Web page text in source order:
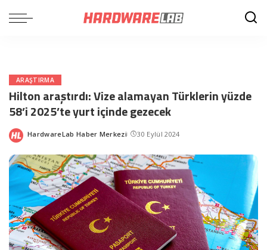
ARAŞTIRMA
Hilton araştırdı: Vize alamayan Türklerin yüzde
58’i 2025’te yurt içinde gezecek
Posted
HardwareLab Haber Merkezi 30 Eylül 2024